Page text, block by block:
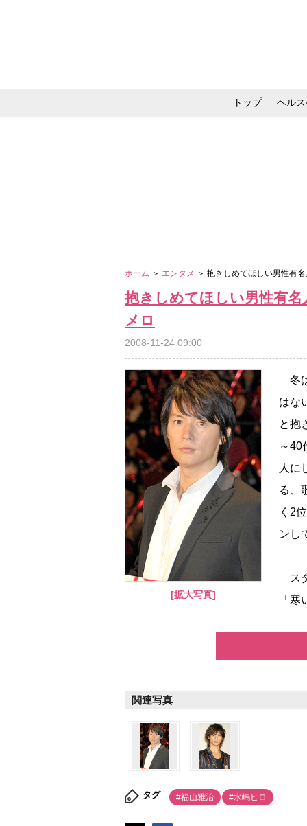
トップ ヘル
ホーム ＞ エンタメ ＞ 抱きしめてほしい男性有
抱きしめてほしい男性有
メロ
2008-11-24 09:00
[拡大写真]
冬
はな
と抱
～40
人に
る、
く2
ンし
ス
「
関連写真
タグ #福山雅治 #水嶋ヒロ